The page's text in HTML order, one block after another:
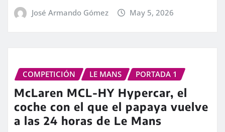
José Armando Gómez May 5, 2026
COMPETICIÓN LE MANS PORTADA 1
McLaren MCL-HY Hypercar, el
coche con el que el papaya vuelve
a las 24 horas de Le Mans